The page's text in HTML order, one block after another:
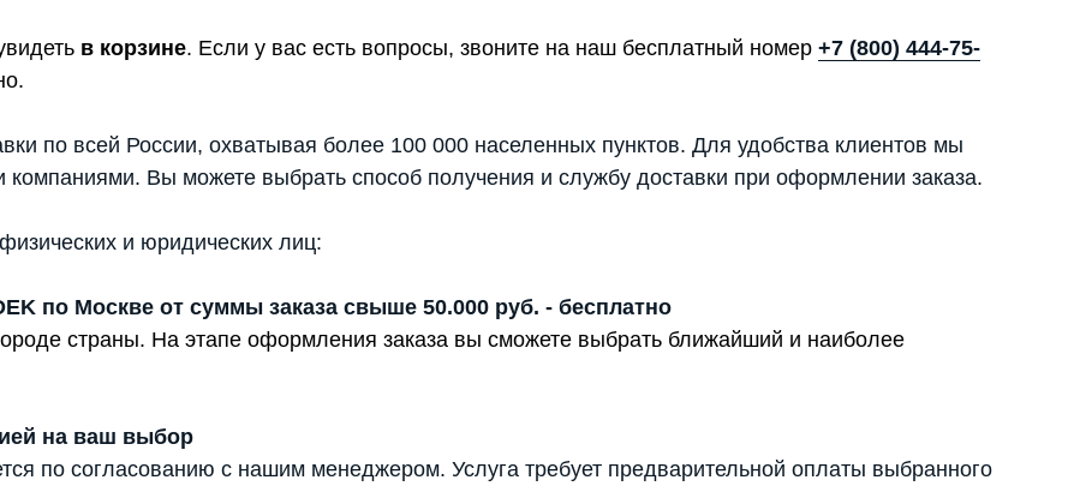
в корзине. Если у вас есть вопросы, звоните на наш бесплатный номер +7 (800) 444-75-
по всей России, охватывая более 100 000 населенных пунктов. Для удобства клиентов мы
компаниями. Вы можете выбрать способ получения и службу доставки при оформлении заказа.
и юридических лиц:
по Москве от суммы заказа свыше 50.000 руб. - бесплатно
страны. На этапе оформления заказа вы сможете выбрать ближайший и наиболее
на ваш выбор
по согласованию с нашим менеджером. Услуга требует предварительной оплаты выбранного